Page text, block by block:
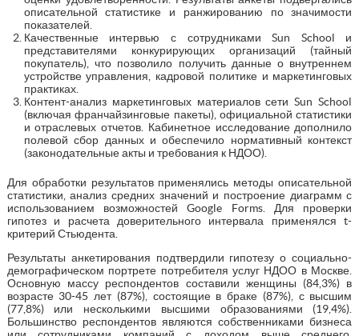
описательной статистике и ранжированию по значимости
показателей.
Качественные интервью с сотрудниками Sun School и
представителями конкурирующих организаций (тайный
покупатель), что позволило получить данные о внутреннем
устройстве управления, кадровой политике и маркетинговых
практиках.
Контент-анализ маркетинговых материалов сети Sun School
(включая франчайзинговые пакеты), официальной статистики
и отраслевых отчетов. Кабинетное исследование дополнило
полевой сбор данных и обеспечило нормативный контекст
(законодательные акты и требования к НДОО).
Для обработки результатов применялись методы описательной
статистики, анализ средних значений и построение диаграмм с
использованием возможностей Google Forms. Для проверки
гипотез и расчета доверительного интервала применялся t-
критерий Стьюдента.
Результаты анкетирования подтвердили гипотезу о социально-
демографическом портрете потребителя услуг НДОО в Москве.
Основную массу респондентов составили женщины (84,3%) в
возрасте 30-45 лет (87%), состоящие в браке (87%), с высшим
(77,8%) или несколькими высшими образованиями (19,4%).
Большинство респондентов являются собственниками бизнеса